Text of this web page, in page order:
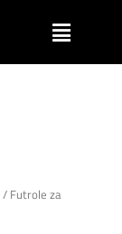
/ Futrole za